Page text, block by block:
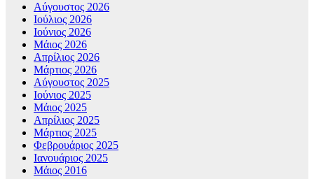
Αύγουστος 2026
Ιούλιος 2026
Ιούνιος 2026
Μάιος 2026
Απρίλιος 2026
Μάρτιος 2026
Αύγουστος 2025
Ιούνιος 2025
Μάιος 2025
Απρίλιος 2025
Μάρτιος 2025
Φεβρουάριος 2025
Ιανουάριος 2025
Μάιος 2016